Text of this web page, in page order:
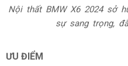
Nội thất BMW X6 2024 sở
sự sang trọng,
ƯU ĐIỂM